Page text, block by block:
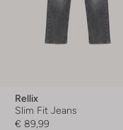
Rellix
Slim Fit Jeans
€ 89,99